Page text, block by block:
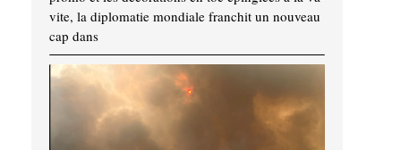
vite, la diplomatie mondiale franchit un nouveau
cap dans